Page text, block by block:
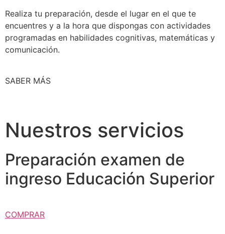
Realiza tu preparación, desde el lugar en el que te
encuentres y a la hora que dispongas con actividades
programadas en habilidades cognitivas, matemáticas y
comunicación.
SABER MÁS
Nuestros servicios
Preparación examen de
ingreso Educación Superior
COMPRAR